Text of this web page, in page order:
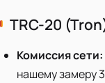
TRC-20
Комиссия сети:
нашему замеру